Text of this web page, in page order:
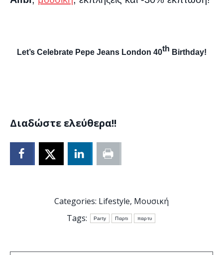
Let’s Celebrate Pepe Jeans London 40th Birthday!
Διαδώστε ελεύθερα!!
Categories: Lifestyle, Μουσική
Tags:
Party Παρτι παρτυ